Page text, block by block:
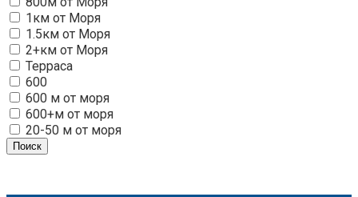
1км от Моря
1.5км от Моря
2+км от Моря
Терраса
600
600 м от моря
600+м от моря
20-50 м от моря
Поиск